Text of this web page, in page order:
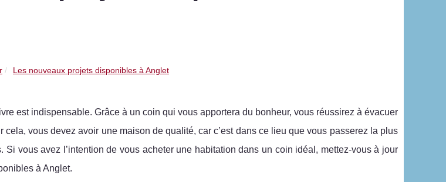
Les nouveaux projets disponibles à Anglet
est indispensable. Grâce à un coin qui vous apportera du bonheur, vous réussirez à évacuer
cela, vous devez avoir une maison de qualité, car c’est dans ce lieu que vous passerez la plus
Si vous avez l’intention de vous acheter une habitation dans un coin idéal, mettez-vous à jour
à Anglet.